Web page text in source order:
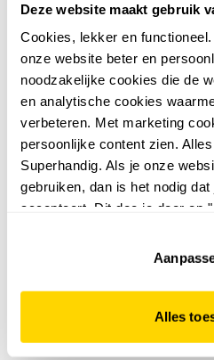
Deze website maakt gebruik
Cookies, lekker en
onze website beter en
noodzakelijke cookies die de
en analytische cookies
verbeteren. Met marketing
persoonlijke content zien.
Superhandig. Als je onze
gebruiken, dan is het nodig
accepteert. Dit doe je door op
website niet optimaal
Alles